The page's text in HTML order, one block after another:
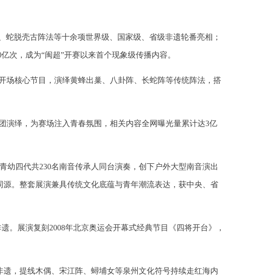
脱壳古阵法等十余项世界级、国家级、省级非遗轮番亮相；
次，成为“闽超”开赛以来首个现象级传播内容。
场核心节目，演绎黄蜂出巢、八卦阵、长蛇阵等传统阵法，搭
演绎，为赛场注入青春氛围，相关内容全网曝光量累计达3亿
幼四代共230名南音传承人同台演奏，创下户外大型南音演出
。整套展演兼具传统文化底蕴与青年潮流表达，获中央、省
。展演复刻2008年北京奥运会开幕式经典节目《四将开台》，
，提线木偶、宋江阵、蟳埔女等泉州文化符号持续走红海内